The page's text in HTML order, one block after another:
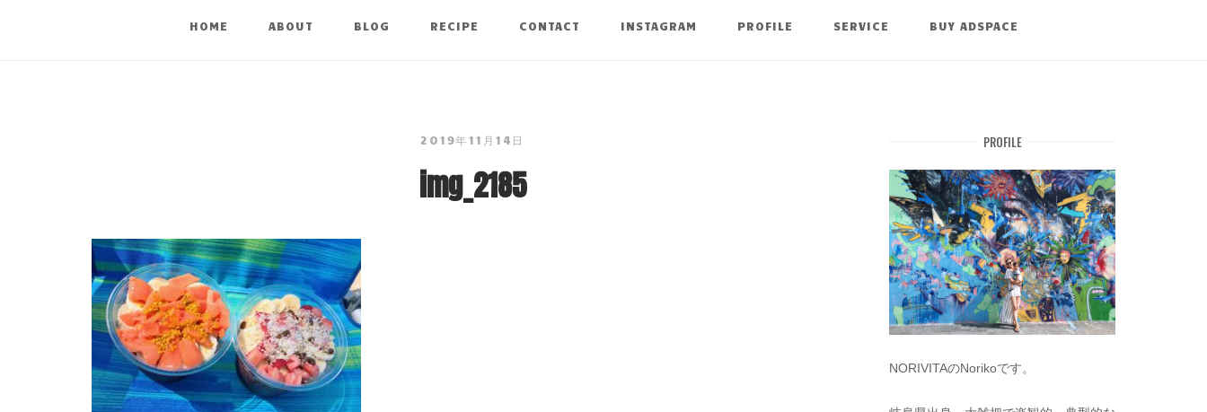
HOME ABOUT BLOG RECIPE CONTACT INSTAGRAM PROFILE SERVICE BUY ADSPACE
2019年11月14日
img_2185
PROFILE
NORIVITAのNorikoです。